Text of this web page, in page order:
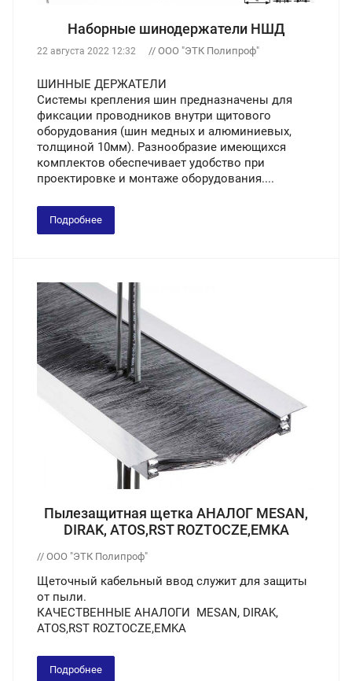
Наборные шинодержатели НШД
22 августа 2022 12:32 // ООО "ЭТК Полипроф"
ШИННЫЕ ДЕРЖАТЕЛИ
Системы крепления шин предназначены для
фиксации проводников внутри щитового
оборудования (шин медных и алюминиевых,
толщиной 10мм). Разнообразие имеющихся
комплектов обеспечивает удобство при
проектировке и монтаже оборудования....
Подробнее
Пылезащитная щетка АНАЛОГ MESAN,
DIRAK, ATOS,RST ROZTOCZE,EMKA
// ООО "ЭТК Полипроф"
Щеточный кабельный ввод служит для защиты
от пыли.
КАЧЕСТВЕННЫЕ АНАЛОГИ MESAN, DIRAK,
ATOS,RST ROZTOCZE,EMKA
Подробнее